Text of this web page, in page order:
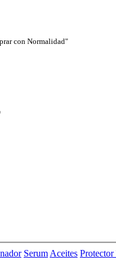
con Normalidad"
Serum Aceites